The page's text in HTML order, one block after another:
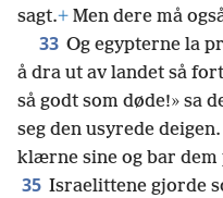
sagt.+ Men dere må
33 Og egypterne la
å dra ut av landet så
så godt som døde!» sa
seg den usyrede
klærne sine og bar dem
35 Israelittene gjorde